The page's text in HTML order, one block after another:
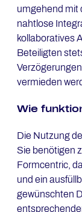
umgehend mit
nahtlose
kollaboratives
Beteiligten
vermieden
Wie
Die Nutzung
Sie benötigen
Formcentric,
und ein
gewünschten